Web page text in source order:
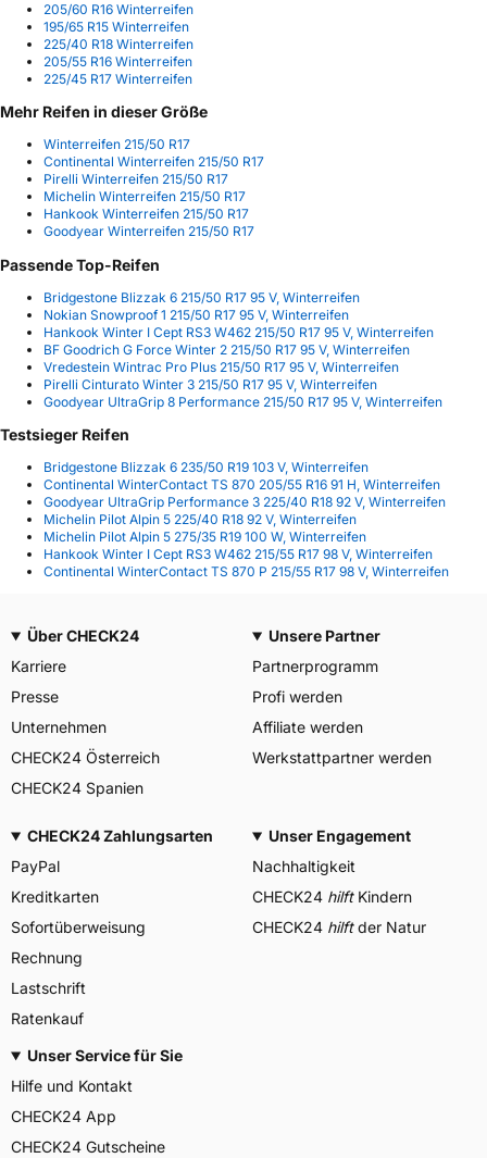
205/60 R16 Winterreifen
195/65 R15 Winterreifen
225/40 R18 Winterreifen
205/55 R16 Winterreifen
225/45 R17 Winterreifen
Mehr Reifen in dieser Größe
Winterreifen 215/50 R17
Continental Winterreifen 215/50 R17
Pirelli Winterreifen 215/50 R17
Michelin Winterreifen 215/50 R17
Hankook Winterreifen 215/50 R17
Goodyear Winterreifen 215/50 R17
Passende Top-Reifen
Bridgestone Blizzak 6 215/50 R17 95 V, Winterreifen
Nokian Snowproof 1 215/50 R17 95 V, Winterreifen
Hankook Winter I Cept RS3 W462 215/50 R17 95 V, Winterreifen
BF Goodrich G Force Winter 2 215/50 R17 95 V, Winterreifen
Vredestein Wintrac Pro Plus 215/50 R17 95 V, Winterreifen
Pirelli Cinturato Winter 3 215/50 R17 95 V, Winterreifen
Goodyear UltraGrip 8 Performance 215/50 R17 95 V, Winterreifen
Testsieger Reifen
Bridgestone Blizzak 6 235/50 R19 103 V, Winterreifen
Continental WinterContact TS 870 205/55 R16 91 H, Winterreifen
Goodyear UltraGrip Performance 3 225/40 R18 92 V, Winterreifen
Michelin Pilot Alpin 5 225/40 R18 92 V, Winterreifen
Michelin Pilot Alpin 5 275/35 R19 100 W, Winterreifen
Hankook Winter I Cept RS3 W462 215/55 R17 98 V, Winterreifen
Continental WinterContact TS 870 P 215/55 R17 98 V, Winterreifen
Über CHECK24
Karriere
Presse
Unternehmen
CHECK24 Österreich
CHECK24 Spanien
Unsere Partner
Partnerprogramm
Profi werden
Affiliate werden
Werkstattpartner werden
CHECK24 Zahlungsarten
PayPal
Kreditkarten
Sofortüberweisung
Rechnung
Lastschrift
Ratenkauf
Unser Engagement
Nachhaltigkeit
CHECK24 hilftKindern
CHECK24 hilftder Natur
Unser Service für Sie
Hilfe und Kontakt
CHECK24 App
CHECK24 Gutscheine